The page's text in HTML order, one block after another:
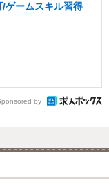
ゲームスキル習得
by